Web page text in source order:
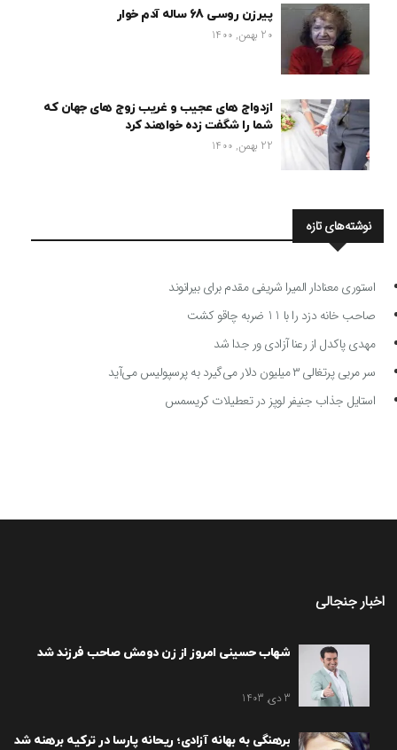
پیرزن روسی 68 ساله آدم خوار
20 بهمن, 1400
ازدواج های عجیب و غریب زوج های جهان که
شما را شگفت زده خواهند کرد
22 بهمن, 1400
نوشته‌های تازه
استوری معنادار المیرا شریفی مقدم برای بیرانوند
صاحب خانه دزد را با 11 ضربه چاقو کشت
مهدی پاکدل از رعنا آزادی ور جدا شد
سر مربی پرتغالی ۳ میلیون دلار می‌گیرد به پرسپولیس می‌آید
استایل جذاب جنیفر لوپز در تعطیلات کریسمس
اخبار جنجالی
شهاب حسینی امروز از زن دومش صاحب فرزند شد
3 دی, 1403
برهنگی به بهانه آزادی؛ ریحانه پارسا در ترکیه برهنه شد